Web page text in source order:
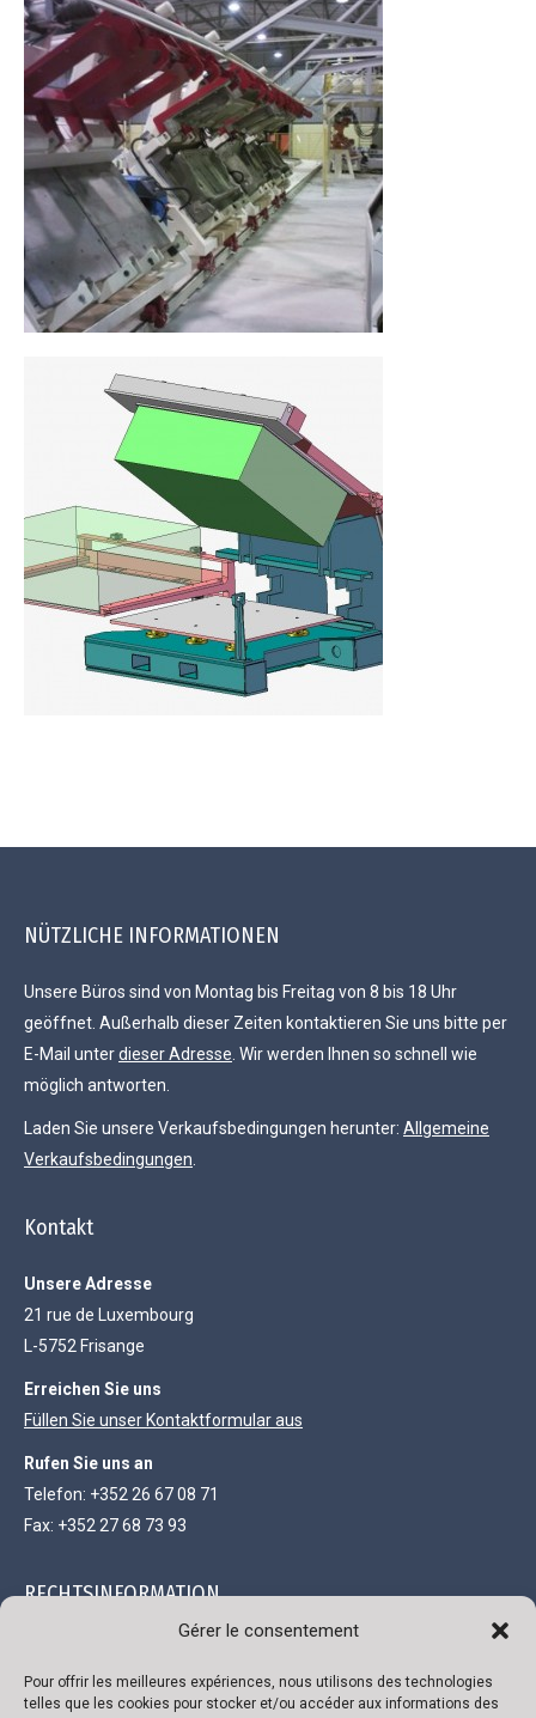
Gérer le consentement
Pour offrir les meilleures expériences, nous utilisons des technologies
telles que les cookies pour stocker et/ou accéder aux informations des
NÜTZLICHE INFORMATIONEN
Unsere Büros sind von Montag bis Freitag von 8 bis 18 Uhr
geöffnet. Außerhalb dieser Zeiten kontaktieren Sie uns bitte per
E-Mail unterdieser Adresse. Wir werden Ihnen so schnell wie
möglich antworten.
Laden Sie unsere Verkaufsbedingungen herunter: Allgemeine
Verkaufsbedingungen.
Kontakt
Unsere Adresse
21 rue de Luxembourg
L-5752 Frisange
Erreichen Sie uns
Füllen Sie unser Kontaktformular aus
Rufen Sie uns an
Telefon: +352 26 67 08 71
Fax: +352 27 68 73 93
RECHTSINFORMATION
111.300 €